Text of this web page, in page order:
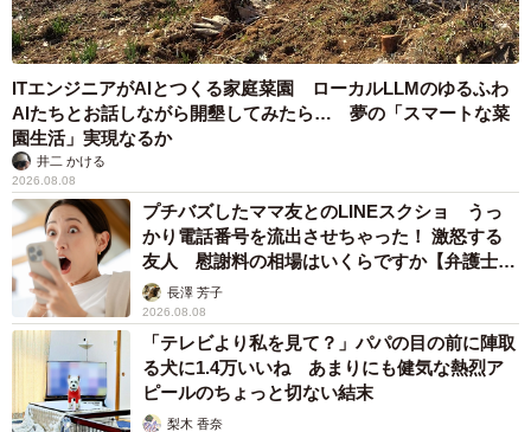
ITエンジニアがAIとつくる家庭菜園 ローカルLLMのゆるふわ
AIたちとお話しながら開墾してみたら… 夢の「スマートな菜
園生活」実現なるか
井二 かける
2026.08.08
プチバズしたママ友とのLINEスクショ うっ
かり電話番号を流出させちゃった！ 激怒する
友人 慰謝料の相場はいくらですか【弁護士が
解説】長澤 芳子
2026.08.08
「テレビより私を見て？」パパの目の前に陣取
る犬に1.4万いいね あまりにも健気な熱烈ア
ピールのちょっと切ない結末
梨木 香奈